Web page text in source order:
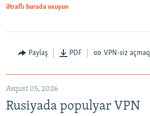
Ətraflı burada oxuyun
Paylaş PDF VPN-siz açmaq
Avqust 05, 2026
Rusiyada populyar VPN